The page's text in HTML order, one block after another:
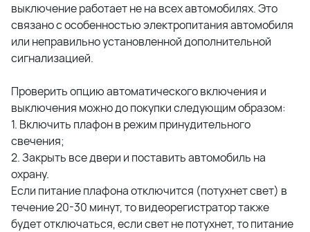
выключение работает не на всех автомобилях. Это
связано с особенностью электропитания автомобиля
или неправильно установленной дополнительной
сигнализацией.
Проверить опцию автоматического включения и
выключения можно до покупки следующим образом:
1. Включить плафон в режим принудительного
свечения;
2. Закрыть все двери и поставить автомобиль на
охрану.
Если питание плафона отключится (потухнет свет) в
течение 20-30 минут, то видеорегистратор также
будет отключаться, если свет не потухнет, то питание